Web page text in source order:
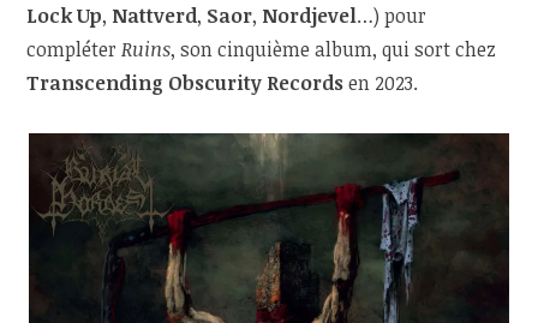
Lock Up, Nattverd, Saor, Nordjevel…) pour
compléterRuins, son cinquième album, qui sort chez
Transcending Obscurity Recordsen 2023.